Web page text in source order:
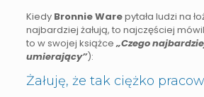
Kiedy Bronnie Warepytała ludzi na
najbardziej żałują, to najczęściej
to w swojej książce „Czego
umierający”):
Żałuję, że tak ciężko